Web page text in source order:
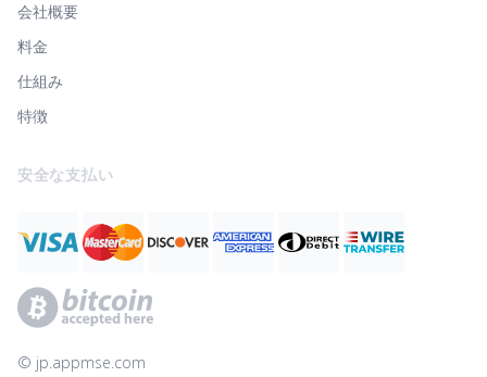
会社概要
料金
仕組み
特徴
安全な支払い
© ‌jp.appmse.com